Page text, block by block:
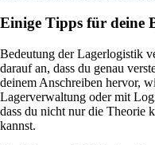
Einige Tipps für deine
Bedeutung der Lagerlogistik
darauf an, dass du genau
deinem Anschreiben hervor,
Lagerverwaltung oder mit
dass du nicht nur die Theorie
kannst.